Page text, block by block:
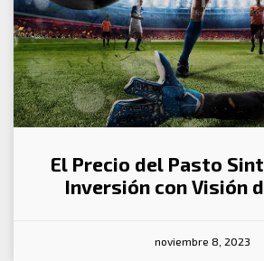
El Precio del Pasto
Inversión con Visión
noviembre 8, 2023